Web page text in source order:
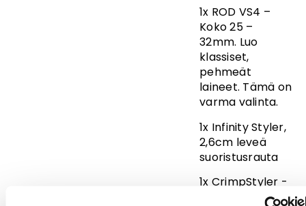
1x ROD VS4 –
Koko 25 –
32mm. Luo
klassiset,
pehmeät
laineet. Tämä on
varma valinta.
1x Infinity Styler,
2,6cm leveä
suoristusrauta
1x CrimpStyler -
kreppirauta.